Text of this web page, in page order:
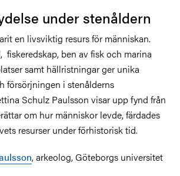
under stenåldern
en livsviktig resurs för människan.
fiskeredskap, ben av fisk och marina
samt hällristningar ger unika
försörjningen i stenålderns
Schulz Paulsson visar upp fynd från
om hur människor levde, färdades
resurser under förhistorisk tid.
, arkeolog, Göteborgs universitet